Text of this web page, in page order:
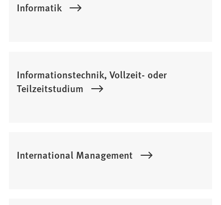
Informatik
Informationstechnik, Vollzeit- oder
Teilzeitstudium
International Management